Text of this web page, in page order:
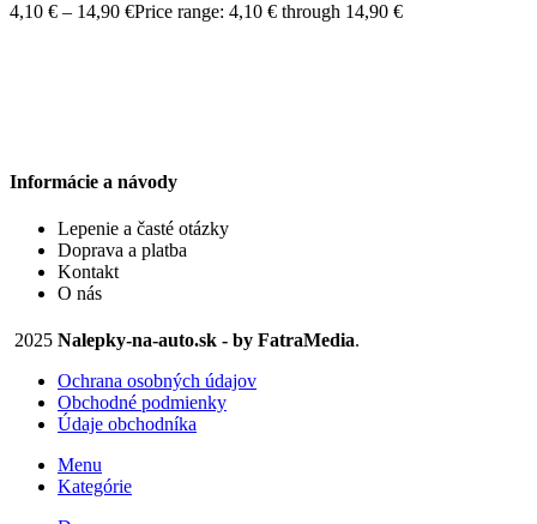
4,10 € – 14,90 €Price range: 4,10 € through 14,90 €
Informácie a návody
Lepenie a časté otázky
Doprava a platba
Kontakt
O nás
2025 Nalepky-na-auto.sk - by FatraMedia.
Ochrana osobných údajov
Obchodné podmienky
Údaje obchodníka
Menu
Kategórie